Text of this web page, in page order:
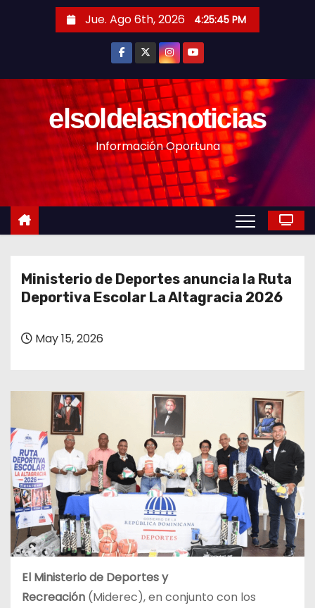
n
Jue. Ago 6th, 2026 4:25:47 PM
elsoldelasnoticias
Información Oportuna
Ministerio de Deportes anuncia la Ruta
Deportiva Escolar La Altagracia 2026
May 15, 2026
El Ministerio de Deportes y
Recreación (Miderec), en conjunto con los